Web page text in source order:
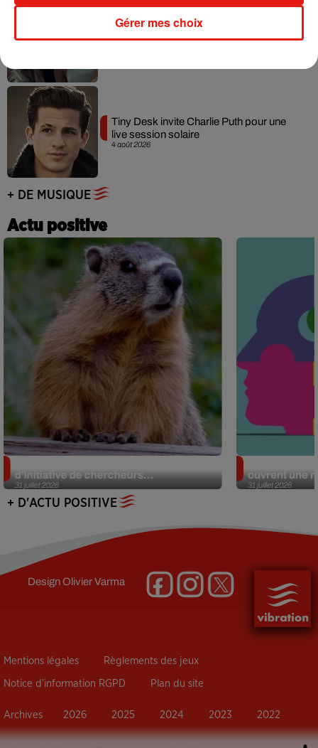
Benny Blanco invite Selena Gomez et
Becky G sur son nouveau single
4 août 2026
Tiny Desk invite Charlie Puth pour une
live session solaire
+ DE MUSIQUE
Actu positive
31 juillet 2026
d’initiative de chercheurs...
31 juillet 2026
ouvrent une
+ D'ACTU POSITIVE
DesignOlivier Varma
Mentions légales Règlements des jeux
Notice d’information RGPD Plan du site
Archives 2026 2025 2024 2023 2022
Gérer mes choix